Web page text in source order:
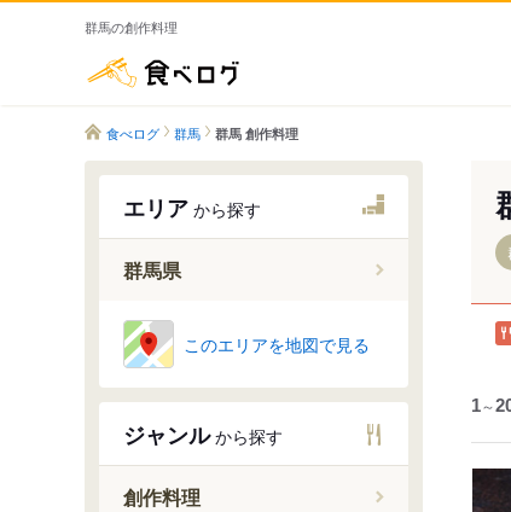
群馬の創作料理
食べログ 群馬 群馬 創作料理
エリア から探す
群馬県
前
沼田
渋川
富岡
このエリアを地図で見る
ジャンルから探す
創作料理
1～